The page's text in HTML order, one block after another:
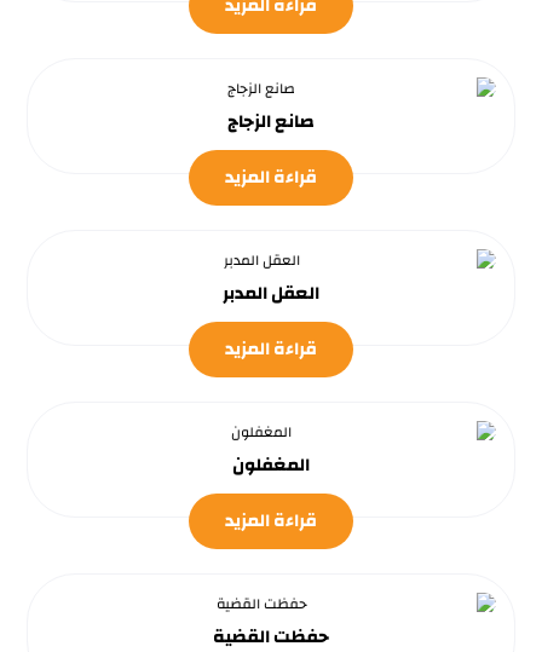
صانع الزجاج
قراءة المزيد
العقل المدبر
قراءة المزيد
المغفلون
قراءة المزيد
حفظت القضية